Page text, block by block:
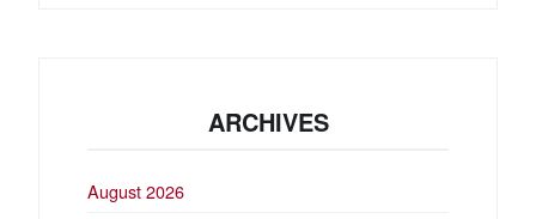
ARCHIVES
August 2026